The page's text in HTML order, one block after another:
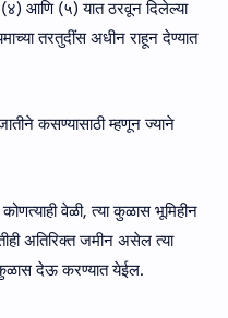
आणि (५) यात ठरवून दिलेल्या
तरतुदींस अधीन राहून देण्यात
कसण्यासाठी म्हणून ज्याने
कोणत्याही वेळी, त्या कुळास भूमिहीन
अतिरिक्त जमीन असेल त्या
कुळास देऊ करण्यात येईल.